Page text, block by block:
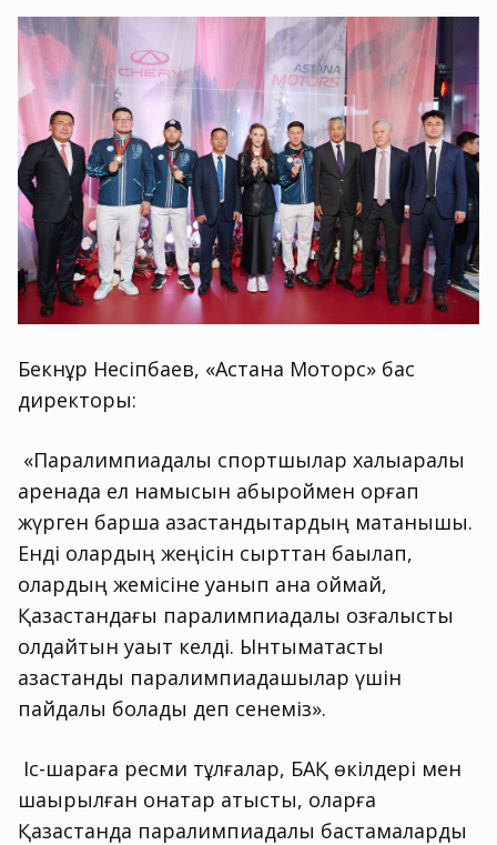
Бекнұр Несіпбаев, «Астана Моторс» бас
директоры:
«Паралимпиадалық спортшылар халықаралық
аренада ел намысын абыроймен қорғап
жүрген барша қазақстандықтардың мақтанышы.
Енді олардың жеңісін сырттан бақылап,
олардың жемісіне қуанып қана қоймай,
Қазақстандағы паралимпиадалық қозғалысты
қолдайтын уақыт келді. Ынтымақтастық
қазақстандық паралимпиадашылар үшін
пайдалы болады деп сенеміз».
Іс-шараға ресми тұлғалар, БАҚ өкілдері мен
шақырылған қонақтар қатысты, оларға
Қазақстанда паралимпиадалық бастамаларды